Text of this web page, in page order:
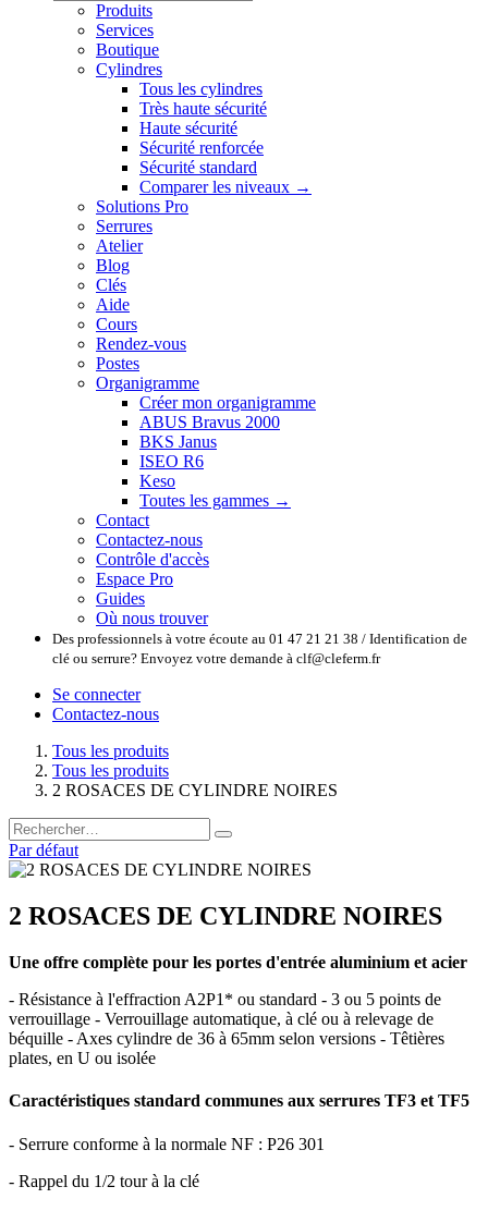
Produits
Services
Boutique
Cylindres
Tous les cylindres
Très haute sécurité
Haute sécurité
Sécurité renforcée
Sécurité standard
Comparer les niveaux →
Solutions Pro
Serrures
Atelier
Blog
Clés
Aide
Cours
Rendez-vous
Postes
Organigramme
Créer mon organigramme
ABUS Bravus 2000
BKS Janus
ISEO R6
Keso
Toutes les gammes →
Contact
Contactez-nous
Contrôle d'accès
Espace Pro
Guides
Où nous trouver
Des professionnels à votre écoute au 01 47 21 21 38 / Identification de
clé ou serrure? Envoyez votre demande à clf@cleferm.fr
Se connecter
Contactez-nous
Tous les produits
Tous les produits
2 ROSACES DE CYLINDRE NOIRES
Par défaut
2 ROSACES DE CYLINDRE NOIRES
Une offre complète pour les portes d'entrée aluminium et acier
- Résistance à l'effraction A2P1* ou standard - 3 ou 5 points de
verrouillage - Verrouillage automatique, à clé ou à relevage de
béquille - Axes cylindre de 36 à 65mm selon versions - Têtières
plates, en U ou isolée
Caractéristiques standard communes aux serrures TF3 et TF5
- Serrure conforme à la normale NF : P26 301
- Rappel du 1/2 tour à la clé